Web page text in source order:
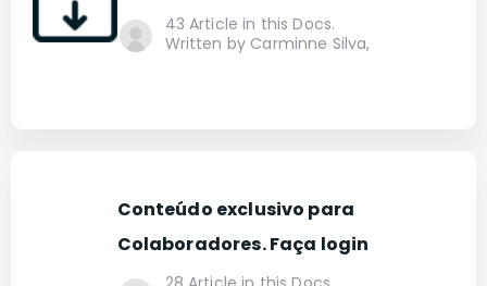
43 Article in this Docs.
Written by Carminne Silva,
Conteúdo exclusivo para
Colaboradores. Faça login